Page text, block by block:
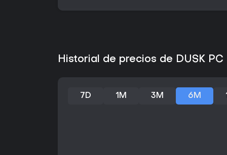
Historial de precios de DUSK PC
7D 1M 3M 6M